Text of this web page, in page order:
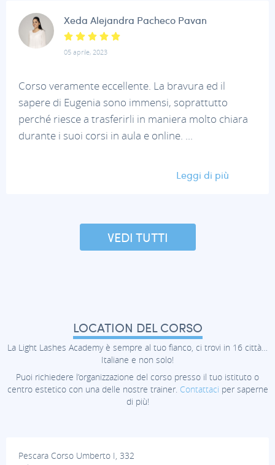
Xeda Alejandra Pacheco Pavan
05 aprile, 2023
Corso veramente eccellente. La bravura ed il
sapere di Eugenia sono immensi, soprattutto
perché riesce a trasferirli in maniera molto chiara
durante i suoi corsi in aula e online. ...
Leggi di più
VEDI TUTTI
LOCATION DEL CORSO
La Light Lashes Academy è sempre al tuo fianco, ci trovi in 16 città…
Italiane e non solo!
Puoi richiedere l’organizzazione del corso presso il tuo istituto o
centro estetico con una delle nostre trainer. Contattaci per saperne
di più!
Pescara Corso Umberto I, 332